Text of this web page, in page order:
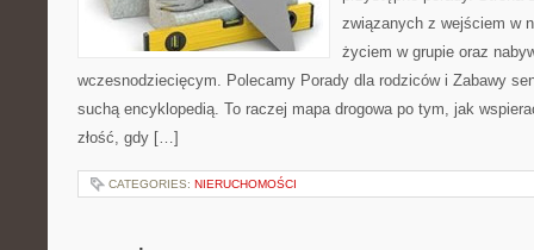
związanych z wejściem w
życiem w grupie oraz
wczesnodziecięcym. Polecamy Porady dla rodziców i Zabawy
suchą encyklopedią. To raczej mapa drogowa po tym, jak
złość, gdy […]
CATEGORIES: NIERUCHOMOŚCI